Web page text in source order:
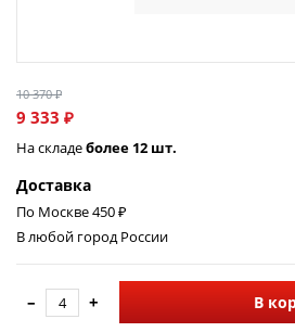
10 370 ₽
9 333 ₽
На складеболее 12 шт.
Доставка
По Москве 450 ₽
В любой город России
– + В